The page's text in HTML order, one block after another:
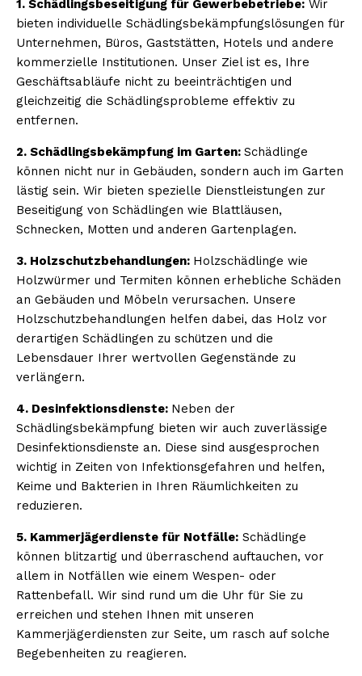
1. Schädlingsbeseitigung für Gewerbebetriebe: Wir
bieten individuelle Schädlingsbekämpfungslösungen für
Unternehmen, Büros, Gaststätten, Hotels und andere
kommerzielle Institutionen. Unser Ziel ist es, Ihre
Geschäftsabläufe nicht zu beeinträchtigen und
gleichzeitig die Schädlingsprobleme effektiv zu
entfernen.
2. Schädlingsbekämpfung im Garten: Schädlinge
können nicht nur in Gebäuden, sondern auch im Garten
lästig sein. Wir bieten spezielle Dienstleistungen zur
Beseitigung von Schädlingen wie Blattläusen,
Schnecken, Motten und anderen Gartenplagen.
3. Holzschutzbehandlungen: Holzschädlinge wie
Holzwürmer und Termiten können erhebliche Schäden
an Gebäuden und Möbeln verursachen. Unsere
Holzschutzbehandlungen helfen dabei, das Holz vor
derartigen Schädlingen zu schützen und die
Lebensdauer Ihrer wertvollen Gegenstände zu
verlängern.
4. Desinfektionsdienste: Neben der
Schädlingsbekämpfung bieten wir auch zuverlässige
Desinfektionsdienste an. Diese sind ausgesprochen
wichtig in Zeiten von Infektionsgefahren und helfen,
Keime und Bakterien in Ihren Räumlichkeiten zu
reduzieren.
5. Kammerjägerdienste für Notfälle: Schädlinge
können blitzartig und überraschend auftauchen, vor
allem in Notfällen wie einem Wespen- oder
Rattenbefall. Wir sind rund um die Uhr für Sie zu
erreichen und stehen Ihnen mit unseren
Kammerjägerdiensten zur Seite, um rasch auf solche
Begebenheiten zu reagieren.